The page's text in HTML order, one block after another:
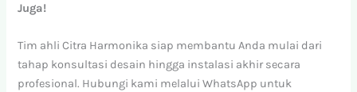
Juga!
Tim ahli Citra Harmonika siap membantu Anda mulai dari
tahap konsultasi desain hingga instalasi akhir secara
profesional. Hubungi kami melalui WhatsApp untuk